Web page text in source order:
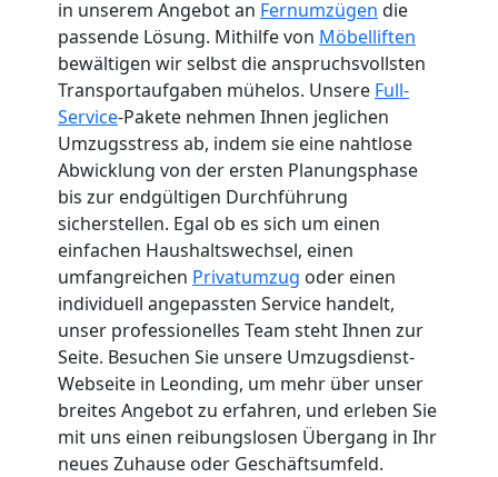
in unserem Angebot an Fernumzügen die
passende Lösung. Mithilfe von Möbelliften
bewältigen wir selbst die anspruchsvollsten
Transportaufgaben mühelos. Unsere Full-
Service-Pakete nehmen Ihnen jeglichen
Umzugsstress ab, indem sie eine nahtlose
Abwicklung von der ersten Planungsphase
bis zur endgültigen Durchführung
sicherstellen. Egal ob es sich um einen
einfachen Haushaltswechsel, einen
umfangreichen Privatumzug oder einen
individuell angepassten Service handelt,
unser professionelles Team steht Ihnen zur
Seite. Besuchen Sie unsere Umzugsdienst-
Webseite in Leonding, um mehr über unser
breites Angebot zu erfahren, und erleben Sie
mit uns einen reibungslosen Übergang in Ihr
neues Zuhause oder Geschäftsumfeld.